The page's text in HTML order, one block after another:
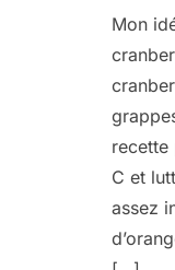
Mon
recette
C et
assez